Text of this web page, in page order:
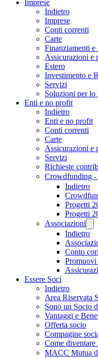
Imprese
Indietro
Imprese
Conti correnti
Carte
Finanziamenti e
Assicurazioni e
Estero
Investimento e
Servizi
Soluzioni per lo
Enti e no profit
Indietro
Enti e no profit
Conti correnti
Carte
Assicurazioni e
Servizi
Richieste
Crowdfunding
Indietro
Progetti
Progetti
Associazioni
Indietro
Conto
Promuovi
Essere Soci
Indietro
Area Riservata
Sono un Socio
Vantaggi e
Offerta socio
Compagine
Come diventare
MACC Mutua